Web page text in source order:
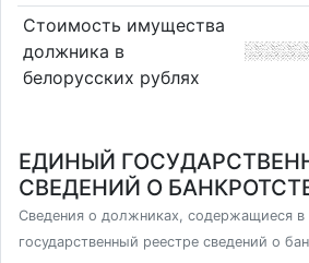
Стоимость имущества
должника в
белорусских рублях
ЕДИНЫЙ
СВЕДЕНИЙ О
Сведения о должниках, содержащиеся
государственный реестре сведений о